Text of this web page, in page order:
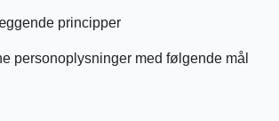
principper
personoplysninger med følgende mål